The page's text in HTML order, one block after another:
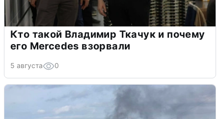
Кто такой Владимир Ткачук и почему
его Mercedes взорвали
5 августа 0